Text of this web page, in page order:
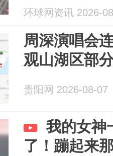
入观众席就
环球网资讯 2026-
周深演唱会
观山湖区部
贵阳网 2026-08-07
我的女神
了！蹦起来